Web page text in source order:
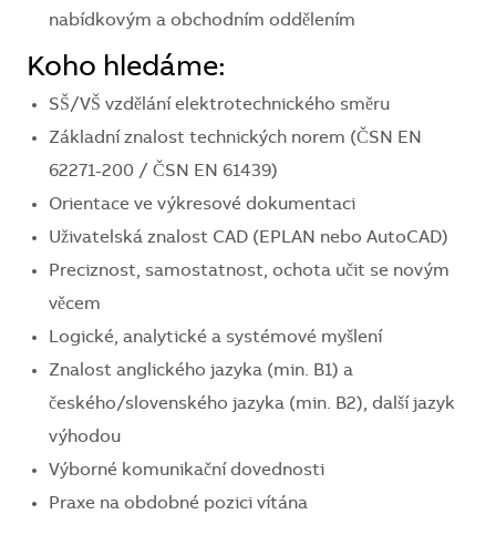
nabídkovým a obchodním oddělením
Koho hledáme:
SŠ/VŠ vzdělání elektrotechnického směru
Základní znalost technických norem (ČSN EN
62271-200 / ČSN EN 61439)
Orientace ve výkresové dokumentaci
Uživatelská znalost CAD (EPLAN nebo AutoCAD)
Preciznost, samostatnost, ochota učit se novým
věcem
Logické, analytické a systémové myšlení
Znalost anglického jazyka (min. B1) a
českého/slovenského jazyka (min. B2), další jazyk
výhodou
Výborné komunikační dovednosti
Praxe na obdobné pozici vítána